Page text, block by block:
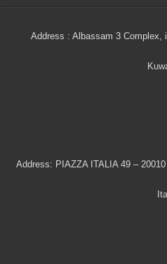
Address : Albassam 3 Complex,
Address: PIAZZA ITALIA 49 –